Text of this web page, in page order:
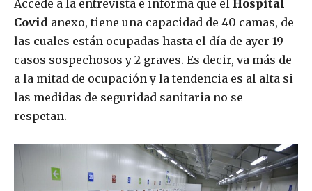
Accede a la entrevista e informa que el Hospital
Covid anexo, tiene una capacidad de 40 camas, de
las cuales están ocupadas hasta el día de ayer 19
casos sospechosos y 2 graves. Es decir, va más de
a la mitad de ocupación y la tendencia es al alta si
las medidas de seguridad sanitaria no se
respetan.